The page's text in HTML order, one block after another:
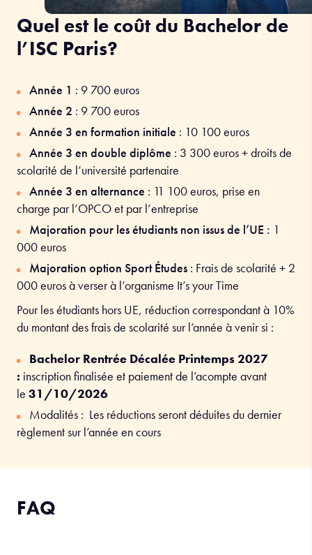
Quel est le coût du Bachelor de
l’ISC Paris?
Année 1 : 9 700euros
Année 2 : 9 700euros
Année 3 en formation initiale : 10 100euros
Année 3 en double diplôme : 3 300 euros + droits de
scolarité de l’université partenaire
Année 3 en alternance : 11 100euros, prise en
charge par l’OPCO et par l’entreprise
Majoration pour les étudiants non issus de l’UE : 1
000 euros
Majoration option Sport Études : Frais de scolarité + 2
000 euros à verser à l’organisme It’s your Time
Pour les étudiants hors UE, réduction correspondant à 10%
du montant des frais de scolarité sur l’année à venir si :
Bachelor Rentrée Décalée Printemps 2027
: inscription finalisée et paiement de l’acompte avant
le 31/10/2026
Modalités : Les réductions seront déduites du dernier
règlement sur l’année en cours
FAQ